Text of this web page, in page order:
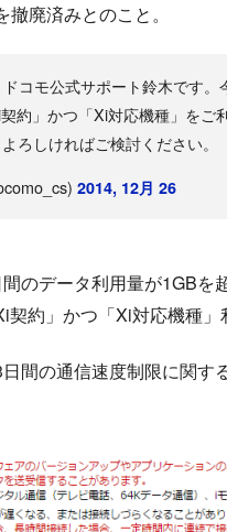
廃済みとのこと。
コモ公式サポート鈴木です
約」かつ「Xi対応機種」を
ろしければご検討ください。
2014, 12月 26
のデータ利用量が1GB
約」かつ「Xi対応機種」
間の通信速度制限に関す